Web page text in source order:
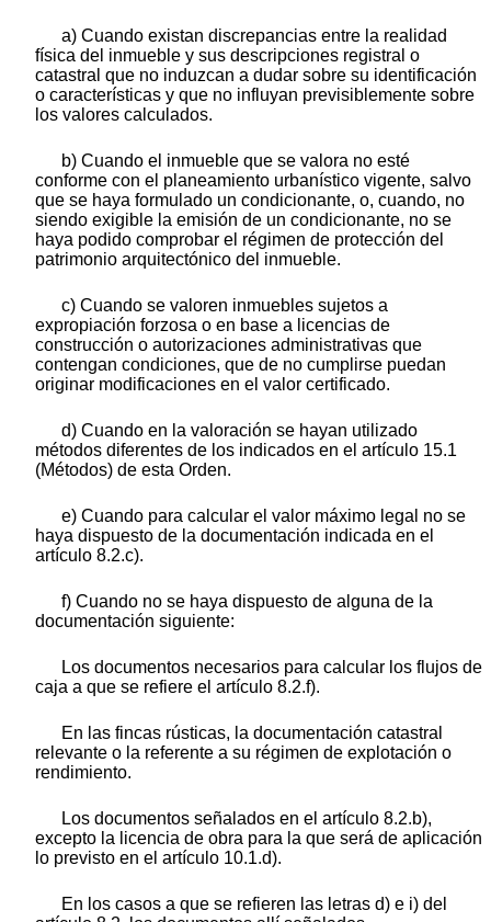
a) Cuando existan discrepancias entre la realidad
física del inmueble y sus descripciones registral o
catastral que no induzcan a dudar sobre su identificación
o características y que no influyan previsiblemente sobre
los valores calculados.
b) Cuando el inmueble que se valora no esté
conforme con el planeamiento urbanístico vigente, salvo
que se haya formulado un condicionante, o, cuando, no
siendo exigible la emisión de un condicionante, no se
haya podido comprobar el régimen de protección del
patrimonio arquitectónico del inmueble.
c) Cuando se valoren inmuebles sujetos a
expropiación forzosa o en base a licencias de
construcción o autorizaciones administrativas que
contengan condiciones, que de no cumplirse puedan
originar modificaciones en el valor certificado.
d) Cuando en la valoración se hayan utilizado
métodos diferentes de los indicados en el artículo 15.1
(Métodos) de esta Orden.
e) Cuando para calcular el valor máximo legal no se
haya dispuesto de la documentación indicada en el
artículo 8.2.c).
f) Cuando no se haya dispuesto de alguna de la
documentación siguiente:
Los documentos necesarios para calcular los flujos de
caja a que se refiere el artículo 8.2.f).
En las fincas rústicas, la documentación catastral
relevante o la referente a su régimen de explotación o
rendimiento.
Los documentos señalados en el artículo 8.2.b),
excepto la licencia de obra para la que será de aplicación
lo previsto en el artículo 10.1.d).
En los casos a que se refieren las letras d) e i) del